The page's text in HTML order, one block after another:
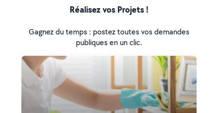
Réalisez vos Projets !
Gagnez du temps : postez toutes vos demandes
publiques en un clic.